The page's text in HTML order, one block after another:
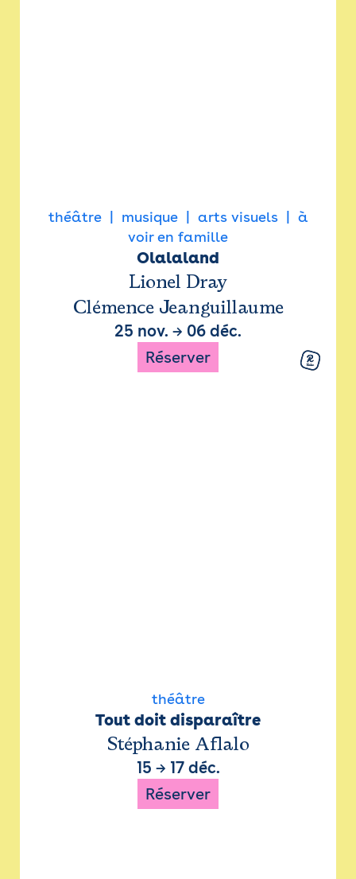
théâtre musique arts visuels
à
voir en famille
Olalaland
Lionel Dray
Clémence Jeanguillaume
25 nov. → 06 déc.
Réserver
théâtre
Tout doit disparaître
Stéphanie Aflalo
15 → 17 déc.
Réserver